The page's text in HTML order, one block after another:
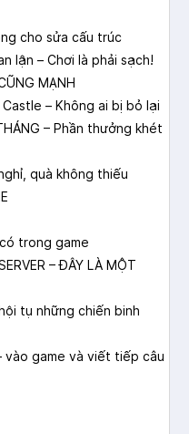
cho sửa cấu trúc
lận – Chơi là phải sạch!
MẠNH
– Không ai bị bỏ lại
– Phần thưởng khét
quà không thiếu
trong game
– ĐÂY LÀ MỘT
tụ những chiến binh
vào game và viết tiếp câu